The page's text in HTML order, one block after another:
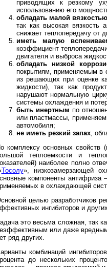
приводящих к резкому
использованию его
обладать малой вязкостью
так как высокая вязкость
снижает теплопередачу от
иметь малую
коэффициент
двигателя и выброса
обладать низкой
покрытиям, применяемым в
из решающих при оценке
жидкости), так как
нарушают нормальную
системы охлаждения и
быть инертным по
или пластмассы,
автомобиля;
не иметь резкий запах,
комплексу основных свойств
теплоемкости и
наиболее полно
Тосолу», низкозамерзающей
компоненты антифриза
в охлаждающей
целью разработчиков
ингибиторов и
это весьма сложная, так
или даже
ряд других.
комбинаций
до нескольких